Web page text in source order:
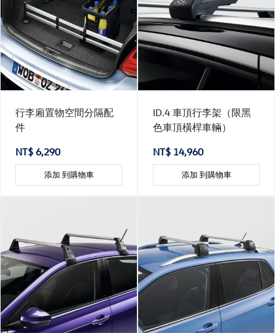
行李廂置物空間分隔配
件
NT$ 6,290
添加 到購物車
ID.4 車頂行李架（限黑
色車頂橫桿車輛）
NT$ 14,960
添加 到購物車